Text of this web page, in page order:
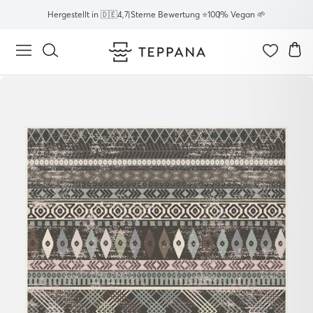
Inhalt
Hergestellt in 🇩🇪4,7 Sterne Bewertung ⭐100% Vegan 🌱
Seitennavigation